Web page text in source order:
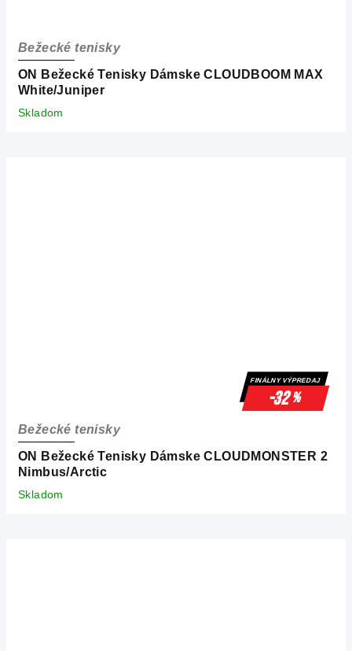
ON Bežecké Tenisky Dámske CLOUDBOOM MAX
White/Juniper
Bežecké tenisky
Skladom
FINÁLNY VÝPREDAJ
-32%
ON Bežecké Tenisky Dámske CLOUDMONSTER 2
Nimbus/Arctic
Bežecké tenisky
Skladom